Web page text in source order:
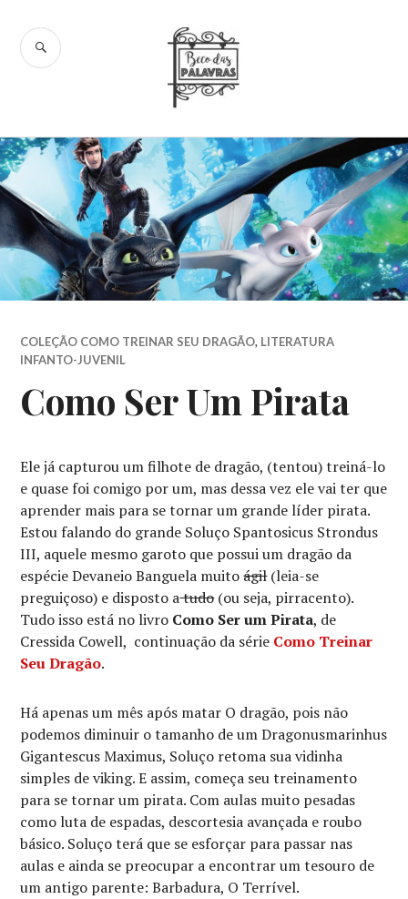
content
Beco das
Palavras
SEARCH
COLEÇÃO COMO TREINAR SEU DRAGÃO, LITERATURA
INFANTO-JUVENIL
Como Ser Um Pirata
Ele já capturou um filhote de dragão, (tentou) treiná-lo
e quase foi comigo por um, mas dessa vez ele vai ter que
aprender mais para se tornar um grande líder pirata.
Estou falando do grande Soluço Spantosicus Strondus
III, aquele mesmo garoto que possui um dragão da
espécie Devaneio Banguela muitoágil(leia-se
preguiçoso) e disposto atudo(ou seja, pirracento).
Tudo isso está no livro Como Ser um Pirata, de
Cressida Cowell, continuação da série Como Treinar
Seu Dragão.
Há apenas um mês após matar O dragão, pois não
podemos diminuir o tamanho de um Dragonusmarinhus
Gigantescus Maximus, Soluço retoma sua vidinha
simples de viking. E assim, começa seu treinamento
para se tornar um pirata. Com aulas muito pesadas
como luta de espadas, descortesia avançada e roubo
básico. Soluço terá que se esforçar para passar nas
aulas e ainda se preocupar a encontrar um tesouro de
um antigo parente: Barbadura, O Terrível.